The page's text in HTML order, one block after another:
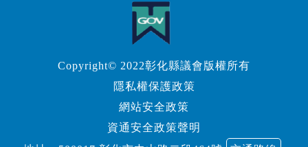
Copyright© 2022彰化縣議會版權所有
隱私權保護政策
網站安全政策
資通安全政策聲明